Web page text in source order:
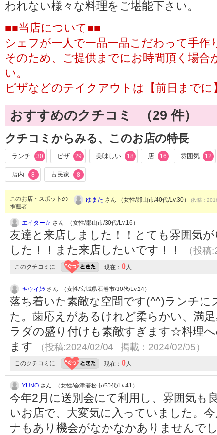
われない様々な料理をご堪能下さい。
■■当店について■■
シェフが一人で一品一品こだわって手作
そのため、ご提供までにお時間頂く場
い。
ピザなどのテイクアウトは【前日まで
おすすめのクチコミ （29 件）
クチコミからみる、このお店の特長
ランチ 30 ピザ 29 美味しい 18 店 16 雰囲気 12
店内 8 古民家 8
このお店・スポットの
推薦者
ゆまた さん （女性/郡山市/40代/Lv.30） (投稿：
エイター☆ さん （女性/郡山市/30代/Lv.16）
友達と来店しました！！とても雰囲気
した！！また来店したいです！！
（投
このクチコミに 現在： 0人
キウイ姫 さん （女性/宮城県石巻市/30代/Lv.24）
落ち着いた素敵な空間です(^^)ランチ
た。歯応えがあるけれど柔らかい、満
ラダの盛り付けも素敵すぎます☆料理
ます
（投稿:2024/02/04 掲載：2024/02/05）
このクチコミに 現在： 0人
YUNO さん （女性/会津若松市/50代/Lv.41）
今年2月に送別会にて利用し、雰囲気も
いお店で、大変気に入っていました。
ナもあり機会がなかなかありませんで